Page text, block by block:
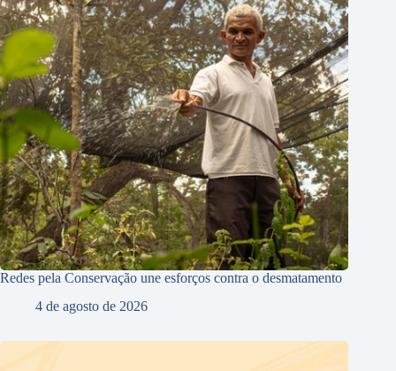
Redes pela Conservação une esforços contra o desmatamento
4 de agosto de 2026